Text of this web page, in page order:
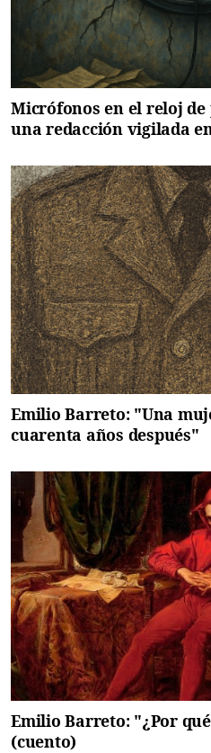
Micrófonos en el reloj
una redacción vigilada
Emilio Barreto: "Una
cuarenta años después"
Emilio Barreto: "¿Por
(cuento)